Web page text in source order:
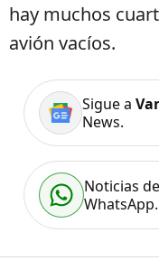
hay muchos
avión vacíos.
Sigue a
News.
Noticias de
WhatsApp.